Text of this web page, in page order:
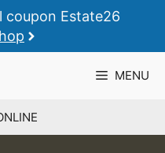
coupon Estate26
MENU